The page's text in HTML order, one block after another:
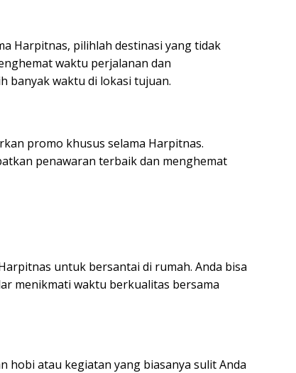
Harpitnas, pilihlah destinasi yang tidak
waktu perjalanan dan
banyak waktu di lokasi tujuan.
promo khusus selama Harpitnas.
penawaran terbaik dan menghemat
untuk bersantai di rumah. Anda bisa
menikmati waktu berkualitas bersama
hobi atau kegiatan yang biasanya sulit Anda